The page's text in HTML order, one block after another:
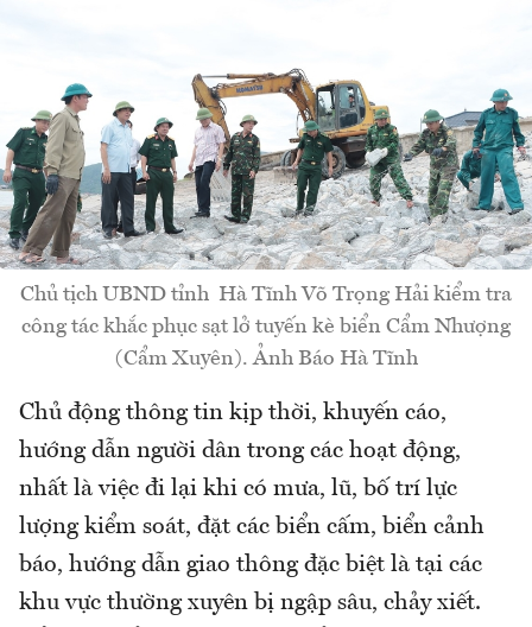
Chủ tịch UBND tỉnh Hà Tĩnh Võ Trọng Hải kiểm tra
công tác khắc phục sạt lở tuyến kè biển Cẩm Nhượng
(Cẩm Xuyên). Ảnh Báo Hà Tĩnh
Chủ động thông tin kịp thời, khuyến cáo,
hướng dẫn người dân trong các hoạt động,
nhất là việc đi lại khi có mưa, lũ, bố trí lực
lượng kiểm soát, đặt các biển cấm, biển cảnh
báo, hướng dẫn giao thông đặc biệt là tại các
khu vực thường xuyên bị ngập sâu, chảy xiết.